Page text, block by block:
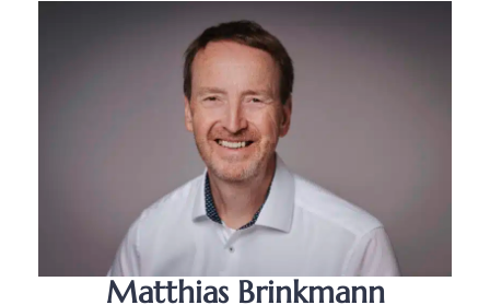
Matthias Brinkmann